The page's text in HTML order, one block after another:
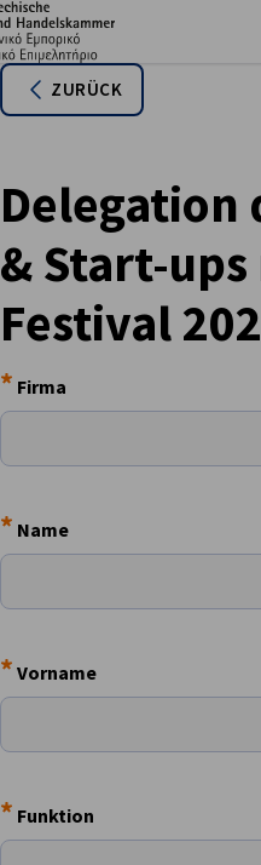
ZURÜCK
Delegation
& Start-
Festival
* Firma
* Name
* Vorname
* Funktion